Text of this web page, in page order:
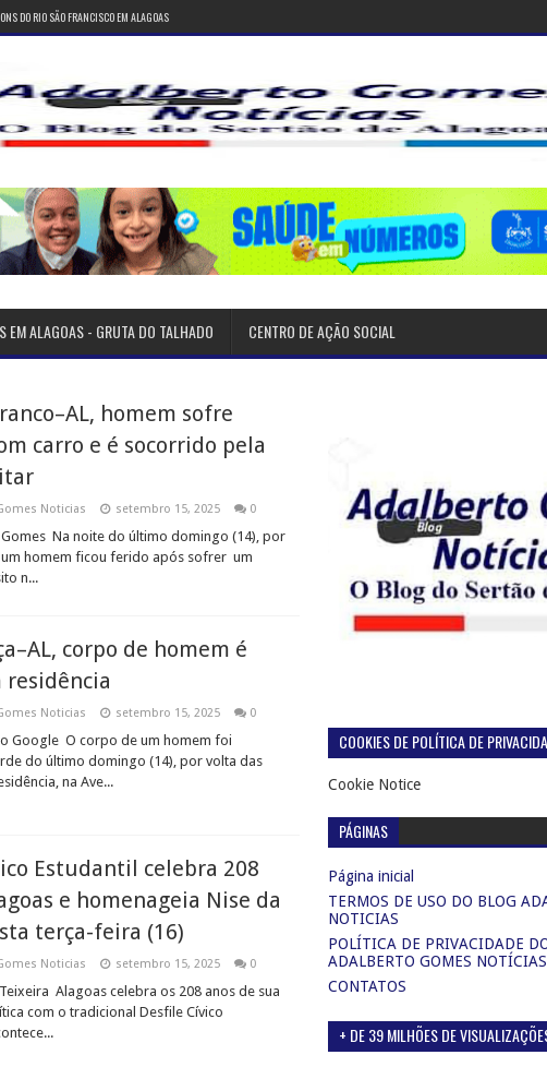
DO RIO SÃO FRANCISCO EM ALAGOAS
EM ALAGOAS - GRUTA DO TALHADO CENTRO DE AÇÃO SOCIAL
homem sofre
carro e é socorrido pela
Noticias setembro 15, 2025 0
Na noite do último domingo (14), por
homem ficou ferido após sofrer um
n...
corpo de homem é
residência
Noticias setembro 15, 2025 0
Google O corpo de um homem foi
do último domingo (14), por volta das
na Ave...
Estudantil celebra 208
e homenageia Nise da
terça-feira (16)
Noticias setembro 15, 2025 0
Alagoas celebra os 208 anos de sua
com o tradicional Desfile Cívico
COOKIES DE POLÍTICA DE
Cookie Notice
PÁGINAS
Página inicial
TERMOS DE USO DO BLOG
NOTICIAS
POLÍTICA DE PRIVACIDADE
ADALBERTO GOMES NOTÍCIAS
CONTATOS
+ DE 39 MILHÕES DE